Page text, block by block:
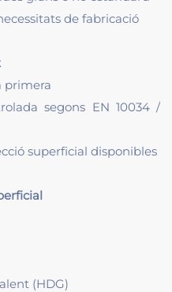
de fabricació
primera
segons EN 10034 /
superficial disponibles
(HDG)